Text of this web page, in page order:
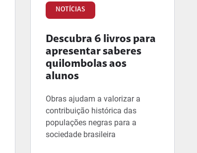
NOTÍCIAS
Descubra 6 livros para
apresentar saberes
quilombolas aos
alunos
Obras ajudam a valorizar a
contribuição histórica das
populações negras para a
sociedade brasileira